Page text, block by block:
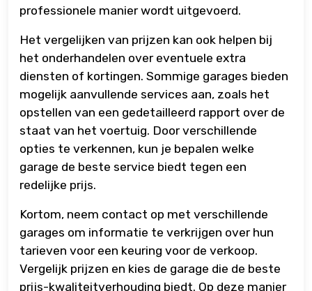
professionele manier wordt uitgevoerd.
Het vergelijken van prijzen kan ook helpen bij
het onderhandelen over eventuele extra
diensten of kortingen. Sommige garages bieden
mogelijk aanvullende services aan, zoals het
opstellen van een gedetailleerd rapport over de
staat van het voertuig. Door verschillende
opties te verkennen, kun je bepalen welke
garage de beste service biedt tegen een
redelijke prijs.
Kortom, neem contact op met verschillende
garages om informatie te verkrijgen over hun
tarieven voor een keuring voor de verkoop.
Vergelijk prijzen en kies de garage die de beste
prijs-kwaliteitverhouding biedt. Op deze manier